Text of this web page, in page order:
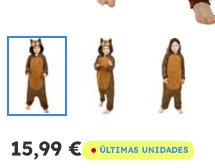
15,99 € ÚLTIMAS UNIDADES